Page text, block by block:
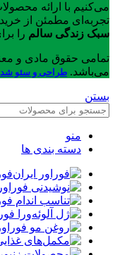
می‌کنیم با ارائه
تجربه‌ای مطمئن از خرید
سبک زندگی سالم را
تمامی حقوق مادی و
می‌باشد. طراحی و سئو
بستن
منو
دسته بندی ها